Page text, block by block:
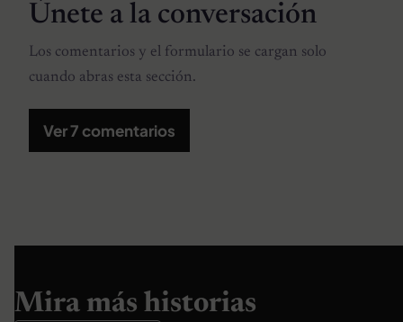
Únete a la conversación
Los comentarios y el formulario se cargan solo
cuando abras esta sección.
Ver 7 comentarios
Mira más historias